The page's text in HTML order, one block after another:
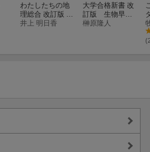
わたしたちの地
理総合 改訂版 Q
＆Aノート
井上 明日香
大学合格新書 改
訂版 生物早わ
かり 一問一答
榊原隆人